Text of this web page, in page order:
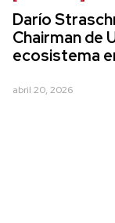
Darío
Chairman de
ecosistema
abril 20, 2026